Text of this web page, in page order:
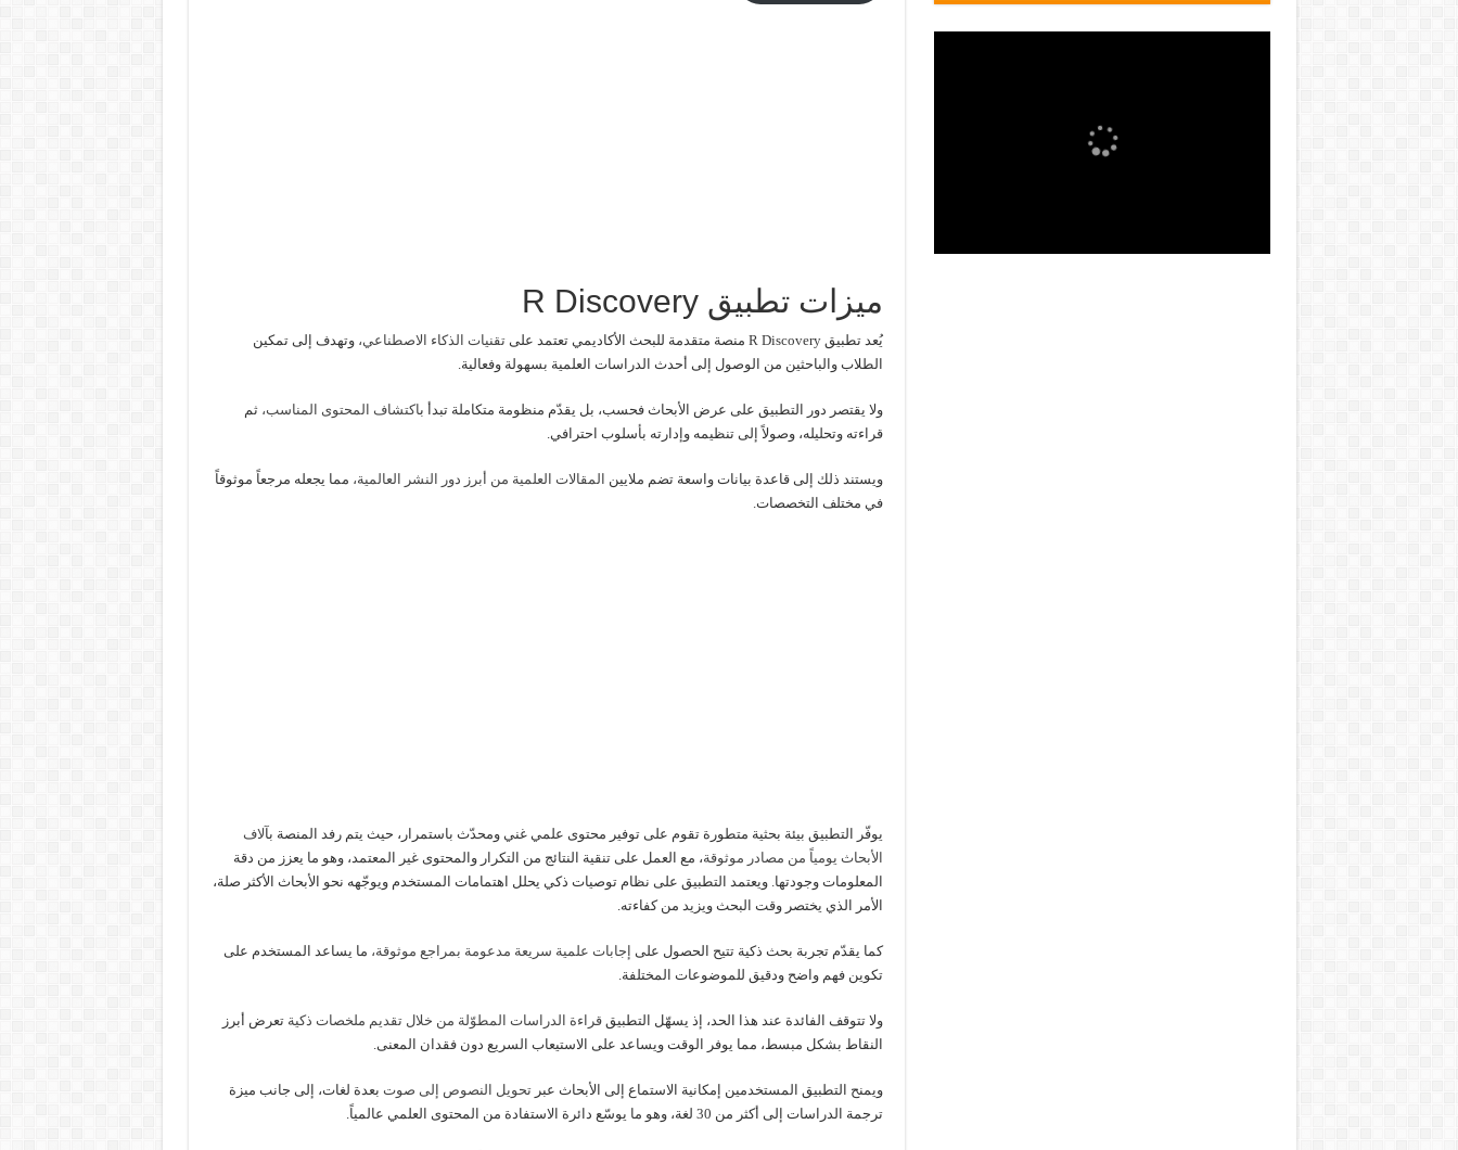
ميزات تطبيق R Discovery
يُعد تطبيق R Discovery منصة متقدمة للبحث الأكاديمي تعتمد على تقنيات الذكاء الاصطناعي، وتهدف إلى تمكين
الطلاب والباحثين من الوصول إلى أحدث الدراسات العلمية بسهولة وفعالية.
ولا يقتصر دور التطبيق على عرض الأبحاث فحسب، بل يقدّم منظومة متكاملة تبدأ باكتشاف المحتوى المناسب،ثم
قراءته وتحليله، وصولاً إلى تنظيمه وإدارته بأسلوب احترافي.
ويستند ذلك إلى قاعدة بيانات واسعة تضم ملايين المقالات العلمية من أبرز دور النشر العالمية، مما يجعله مرجعاً موثوقاً
في مختلف التخصصات.
يوفّر التطبيق بيئة بحثية متطورة تقوم على توفير محتوى علمي غني ومحدّث باستمرار، حيث يتم رفد المنصة بآلاف
الأبحاث يومياً من مصادر موثوقة، مع العمل على تنقية النتائج من التكرار والمحتوى غير المعتمد، وهو ما يعزز من دقة
المعلومات وجودتها. ويعتمد التطبيق على نظام توصيات ذكي يحلل اهتمامات المستخدم ويوجّهه نحو الأبحاث الأكثر صلة،
الأمر الذي يختصر وقت البحث ويزيد من كفاءته.
كما يقدّم تجربة بحث ذكية تتيح الحصول على إجابات علمية سريعة مدعومة بمراجع موثوقة، ما يساعد المستخدم على
تكوين فهم واضح ودقيق للموضوعات المختلفة.
ولا تتوقف الفائدة عند هذا الحد، إذ يسهّل التطبيققراءة الدراسات المطوّلة من خلال تقديم ملخصات ذكية تعرض أبرز
النقاط بشكل مبسط، مما يوفر الوقت ويساعد على الاستيعاب السريع دون فقدان المعنى.
ويمنح التطبيق المستخدمين إمكانية الاستماع إلى الأبحاث عبر تحويل النصوص إلى صوت بعدة لغات، إلى جانب ميزة
ترجمة الدراسات إلى أكثر من 30 لغة، وهو ما يوسّع دائرة الاستفادة من المحتوى العلمي عالمياً.